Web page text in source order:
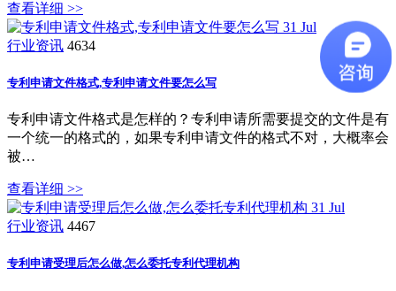
查看详细 >>
31 Jul
行业资讯 4634
专利申请文件格式,专利申请文件要怎么写
专利申请文件格式是怎样的？专利申请所需要提交的文件是有
一个统一的格式的，如果专利申请文件的格式不对，大概率会
被…
查看详细 >>
31 Jul
行业资讯 4467
专利申请受理后怎么做,怎么委托专利代理机构